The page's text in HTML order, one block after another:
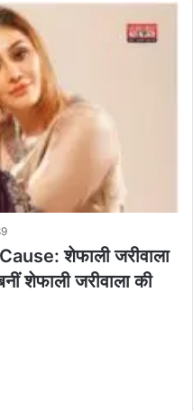
शेफाली जरीवाला
शेफाली जरीवाला की